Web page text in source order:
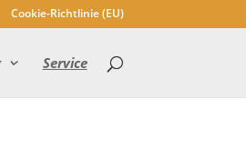
Cookie-Richtlinie (EU)
Service